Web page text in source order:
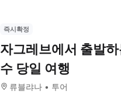
즉시확정
자그레브에서 출발
수 당일 여행
류블랴나 투어